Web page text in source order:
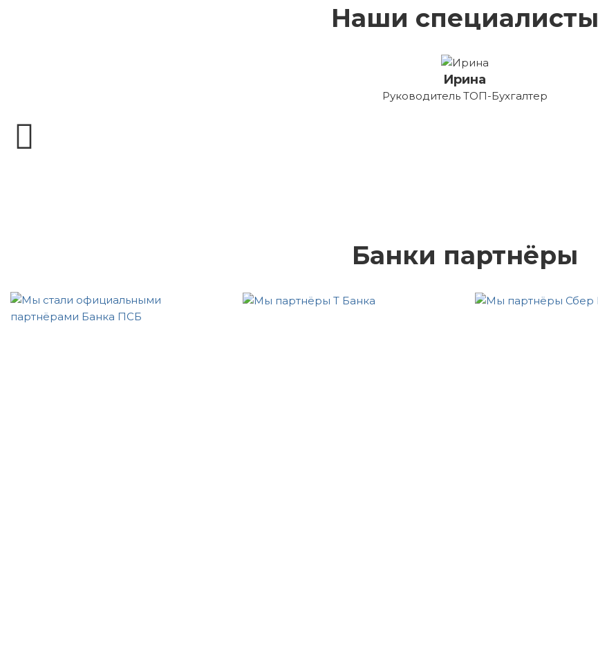
Наши специалисты
Ирина
Руководитель ТОП-Бухгалтер
Банки партнёры